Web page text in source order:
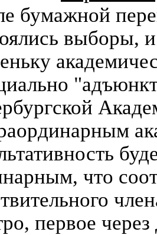
бумажной
выборы,
что
первое через